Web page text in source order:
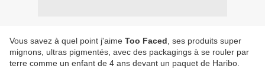
Vous savez à quel point j'aime Too Faced , ses produits super
mignons, ultras pigmentés, avec des packagings à se rouler par
terre comme un enfant de 4 ans devant un paquet de Haribo.